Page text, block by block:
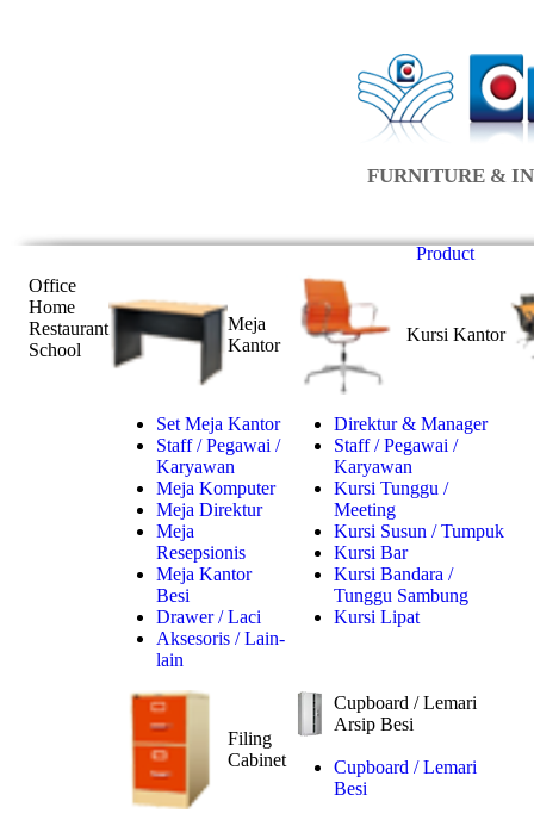
FURNITURE &
Product
Office
Home
Restaurant
School
Meja
Kantor
Set Meja Kantor
Staff / Pegawai /
Karyawan
Meja Komputer
Meja Direktur
Meja
Resepsionis
Meja Kantor
Besi
Drawer / Laci
Aksesoris / Lain-
lain
Kursi Kantor
Direktur & Manager
Staff / Pegawai /
Karyawan
Kursi Tunggu /
Meeting
Kursi Susun / Tumpuk
Kursi Bar
Kursi Bandara /
Tunggu Sambung
Kursi Lipat
Filing
Cabinet
Cupboard / Lemari
Arsip Besi
Cupboard / Lemari
Besi